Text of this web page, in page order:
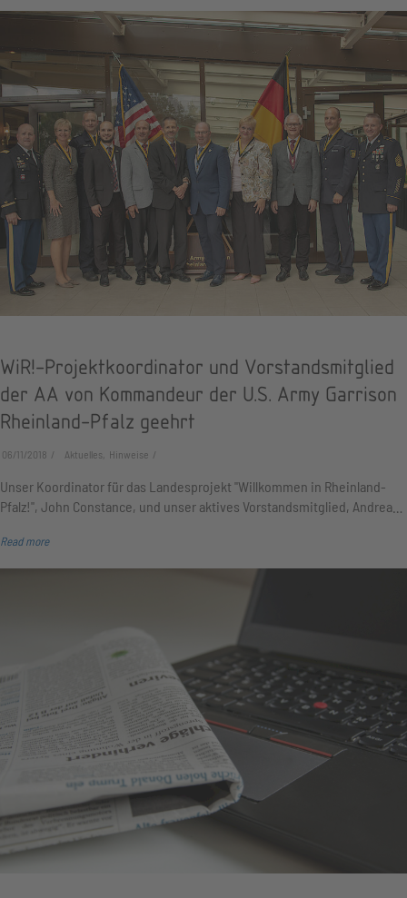
WiR!-Projektkoordinator und Vorstandsmitglied
der AA von Kommandeur der U.S. Army Garrison
Rheinland-Pfalz geehrt
06/11/2018 Aktuelles, Hinweise
Unser Koordinator für das Landesprojekt "Willkommen in Rheinland-
Pfalz!", John Constance, und unser aktives Vorstandsmitglied, Andrea…
Read more